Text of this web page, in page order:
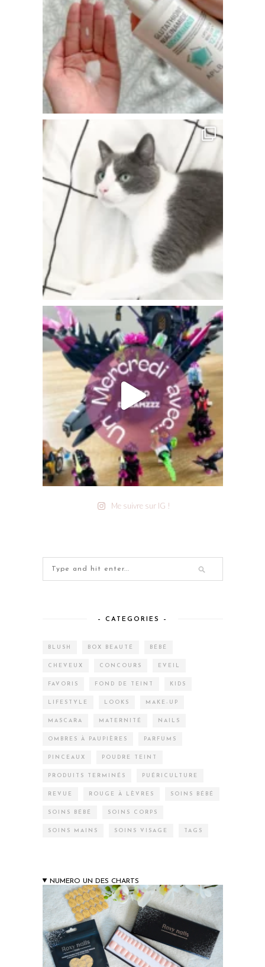
Me suivre sur IG !
– CATEGORIES –
BLUSH BOX BEAUTÉ BÉBÉ
CHEVEUX CONCOURS EVEIL
FAVORIS FOND DE TEINT KIDS
LIFESTYLE LOOKS MAKE-UP
MASCARA MATERNITÉ NAILS
OMBRES À PAUPIÈRES PARFUMS
PINCEAUX POUDRE TEINT
PRODUITS TERMINÉS PUÉRICULTURE
REVUE ROUGE À LÈVRES SOINS BÉBÉ
SOINS BÉBÉ SOINS CORPS
SOINS MAINS SOINS VISAGE TAGS
NUMERO UN DES CHARTS